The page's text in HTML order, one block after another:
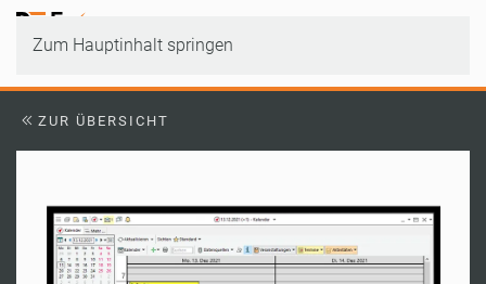
Zum Hauptinhalt springen
ZUR ÜBERSICHT